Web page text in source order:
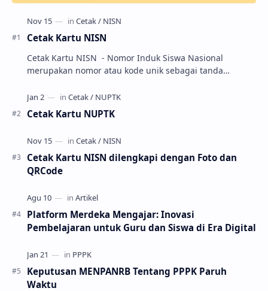
Cetak Kartu NISN
Cetak Kartu NISN - Nomor Induk Siswa Nasional
merupakan nomor atau kode unik sebagai tanda
Cetak Kartu NUPTK
Cetak Kartu NISN dilengkapi dengan Foto dan
QRCode
Platform Merdeka Mengajar: Inovasi
Pembelajaran untuk Guru dan Siswa di Era Digital
Keputusan MENPANRB Tentang PPPK Paruh
Waktu